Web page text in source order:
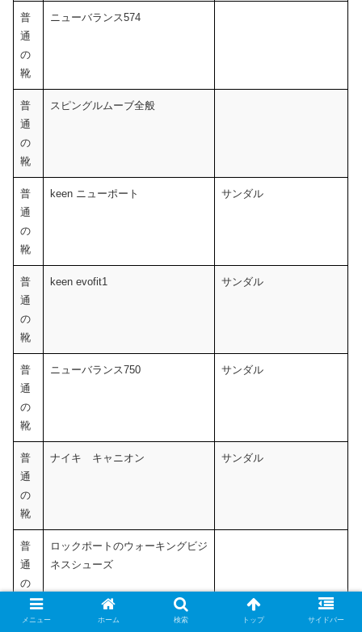
普
通
の
靴
ニューバランス574
普
通
の
靴
スピングルムーブ全般
普
通
の
靴
keen ニューポート サンダル
普
通
の
靴
keen evofit1 サンダル
普
通
の
靴
ニューバランス750 サンダル
普
通
の
靴
ナイキ キャニオン サンダル
普
通
の
靴
ロックポートのウォーキングビジ
ネスシューズ
メニュー ホーム 検索 トップ サイドバー